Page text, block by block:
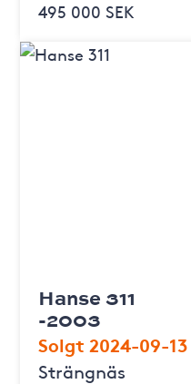
495 000 SEK
Hanse 311
-2003
Solgt 2024-09-13
Strängnäs